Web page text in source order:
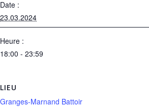
Date :
23.03.2024
Heure :
18:00 - 23:59
LIEU
Granges-Marnand Battoir